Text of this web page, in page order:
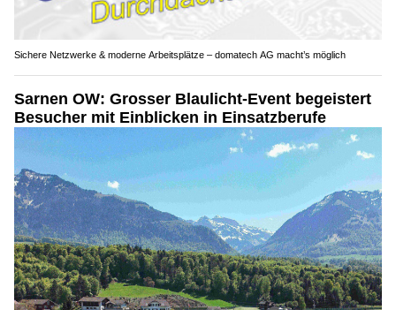
Sichere Netzwerke & moderne Arbeitsplätze – domatech AG macht’s möglich
Sarnen OW: Grosser Blaulicht-Event begeistert
Besucher mit Einblicken in Einsatzberufe